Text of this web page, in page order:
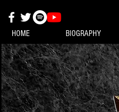
HOME BIOGRAPHY